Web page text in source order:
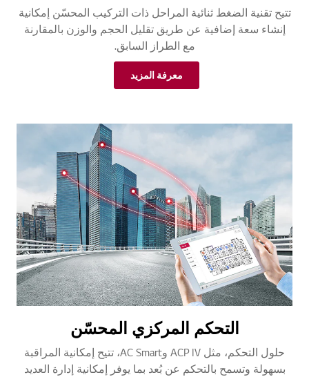
تتيح تقنية الضغط ثنائية المراحل ذات التركيب المحسّن إمكانية
إنشاء سعة إضافية عن طريق تقليل الحجم والوزن بالمقارنة
مع الطراز السابق.
معرفة المزيد
التحكم المركزي المحسّن
حلول التحكم، مثل ACP IV وAC Smart، تتيح إمكانية المراقبة
بسهولة وتسمح بالتحكم عن بُعد بما يوفر إمكانية إدارة العديد